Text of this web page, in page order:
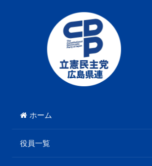
連合会
ホーム
役員一覧